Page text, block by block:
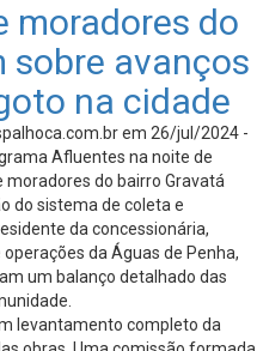
moradores do
sobre avanços
na cidade
em 26/jul/2024 -
Afluentes na noite de
do bairro Gravatá
do sistema de coleta e
da concessionária,
da Águas de Penha,
um balanço detalhado das
levantamento completo da